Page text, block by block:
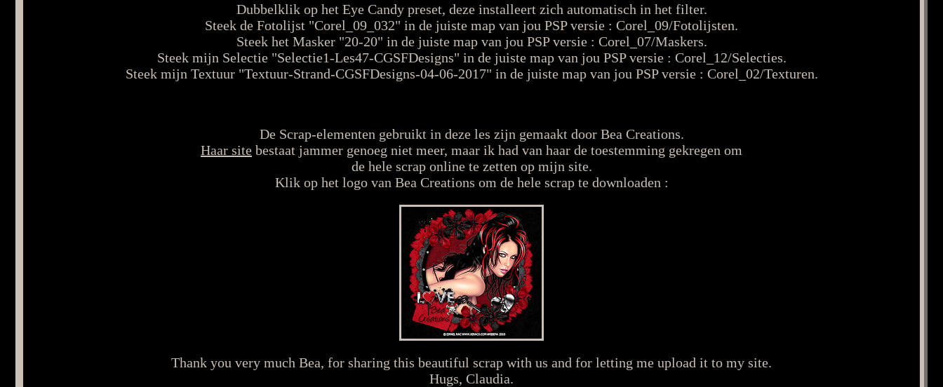
Dubbelklik op het Eye Candy preset, deze installeert zich automatisch in het filter.
Steek de Fotolijst "Corel_09_032" in de juiste map van jou PSP versie : Corel_09/Fotolijsten.
Steek het Masker "20-20" in de juiste map van jou PSP versie : Corel_07/Maskers.
Steek mijn Selectie "Selectie1-Les47-CGSFDesigns" in de juiste map van jou PSP versie : Corel_12/Selecties.
Steek mijn Textuur "Textuur-Strand-CGSFDesigns-04-06-2017" in de juiste map van jou PSP versie : Corel_02/Texturen.
De Scrap-elementen gebruikt in deze les zijn gemaakt door Bea Creations.
Haar site bestaat jammer genoeg niet meer, maar ik had van haar de toestemming gekregen om
de hele scrap online te zetten op mijn site.
Klik op het logo van Bea Creations om de hele scrap te downloaden :
Thank you very much Bea, for sharing this beautiful scrap with us and for letting me upload it to my site.
Hugs, Claudia.